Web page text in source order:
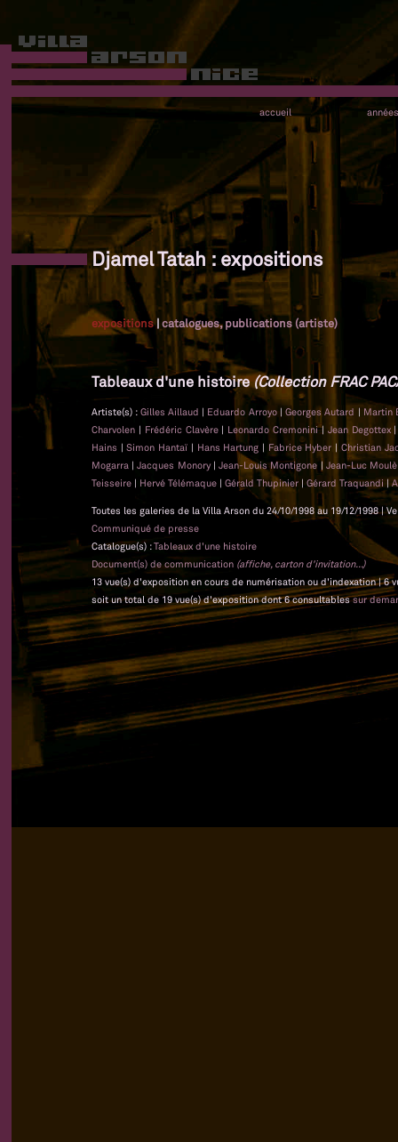
accueil années
Djamel Tatah : expositions
expositions|catalogues, publications (artiste)
Tableaux d'une histoire(Collection FRAC
Artiste(s) : Gilles Aillaud | Eduardo Arroyo |Georges Autard | Martin
Charvolen | Frédéric Clavère | Leonardo Cremonini| Jean Degottex
Hains |Simon Hantaï | Hans Hartung | Fabrice Hyber | Christian
Mogarra |Jacques Monory |Jean-Louis Montigone | Jean-Luc
Teisseire | Hervé Télémaque | Gérald Thupinier | Gérard Traquandi |
Toutes les galeries de la Villa Arson du 24/10/1998 au 19/12/1998 |
Communiqué de presse
Catalogue(s) :Tableaux d'une histoire
Document(s) de communication (affiche, carton d'invitation...)
13 vue(s) d'exposition en cours de numérisation ou d'indexation | 6
soit un total de 19 vue(s) d'exposition dont 6 consultablessur